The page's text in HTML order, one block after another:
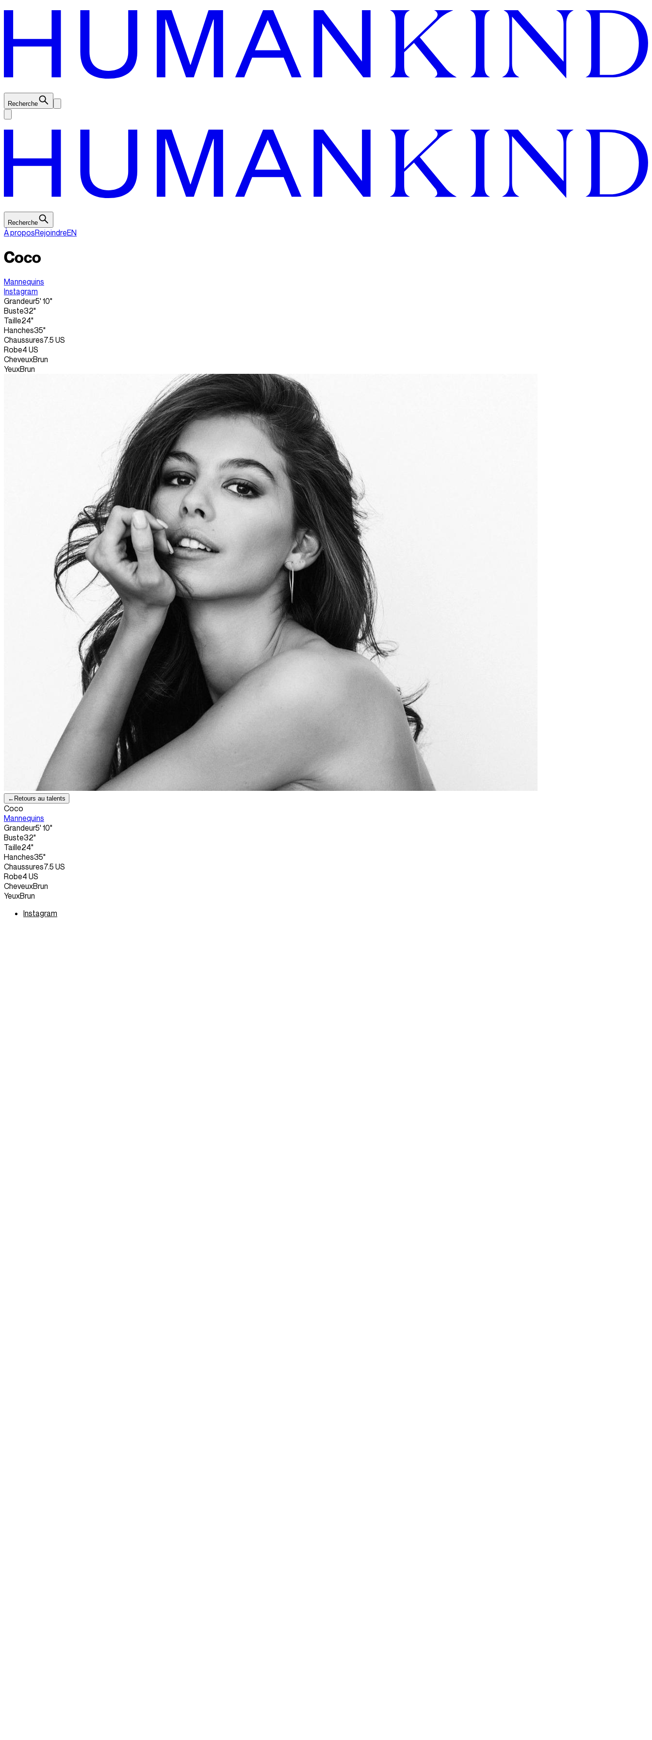
Recherche
Recherche
À proposRejoindreEN
Coco
Mannequins
Instagram
Grandeur5' 10"
Buste32"
Taille24"
Hanches35"
Chaussures7.5 US
Robe4 US
CheveuxBrun
YeuxBrun
← Retours au talents
Coco
Mannequins
Grandeur5' 10"
Buste32"
Taille24"
Hanches35"
Chaussures7.5 US
Robe4 US
CheveuxBrun
YeuxBrun
Instagram